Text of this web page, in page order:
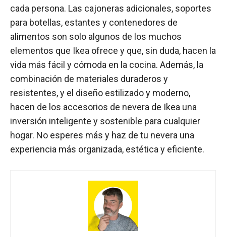
cada persona. Las cajoneras adicionales, soportes
para botellas, estantes y contenedores de
alimentos son solo algunos de los muchos
elementos que Ikea ofrece y que, sin duda, hacen la
vida más fácil y cómoda en la cocina. Además, la
combinación de materiales duraderos y
resistentes, y el diseño estilizado y moderno,
hacen de los accesorios de nevera de Ikea una
inversión inteligente y sostenible para cualquier
hogar. No esperes más y haz de tu nevera una
experiencia más organizada, estética y eficiente.